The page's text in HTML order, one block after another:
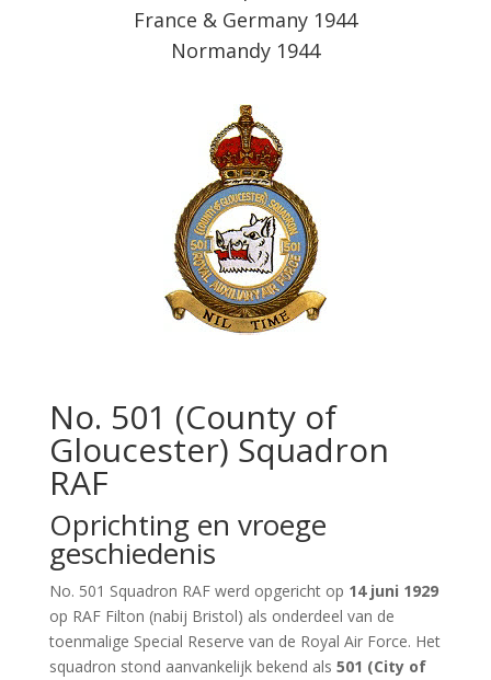
France & Germany 1944
Normandy 1944
No. 501 (County of
Gloucester) Squadron
RAF
Oprichting en vroege
geschiedenis
No. 501 Squadron RAF werd opgericht op 14 juni 1929
op RAF Filton (nabij Bristol) als onderdeel van de
toenmalige Special Reserve van de Royal Air Force. Het
squadron stond aanvankelijk bekend als 501 (City of